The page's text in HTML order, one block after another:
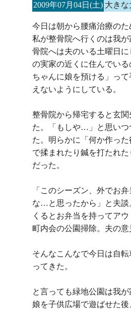
2009年07月04日(土) 大き
今日は朝から腰痛治療の
私が整骨院へ行くのは我
骨院へは夫のいる土曜日
の実家の近くに住んでい
ちゃんに娘を預ける」っ
えないようにしている。
整骨院から帰宅すると玄
た。「もしや…」と思いつ
た。明らかに「何か作っ
で揉まれたり鍼を打たれ
だった。
「このシーズン、外でお
な…と思ったから」と夫談
くるとお弁当を持ってア
町内会の公園掃除。夫の
そんなこんなで今日は自
ってきた。
と言っても緑地公園は我
娘を子供広場で遊ばせた